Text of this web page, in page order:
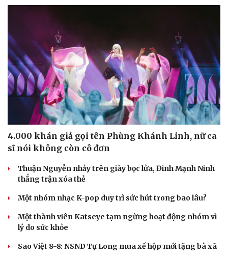
Sân khấu - Điện ảnh
Văn học
Âm nhạc
Di sản
Sao Việt
4.000 khán giả gọi tên Phùng Khánh Linh, nữ ca
sĩ nói không còn cô đơn
Thuận Nguyễn nhảy trên giày bọc lửa, Đinh Mạnh Ninh
thắng trận xóa thẻ
Một nhóm nhạc K-pop duy trì sức hút trong bao lâu?
Một thành viên Katseye tạm ngừng hoạt động nhóm vì
lý do sức khỏe
Sao Việt 8-8: NSND Tự Long mua xế hộp mới tặng bà xã